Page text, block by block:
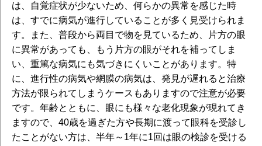
は、自覚症状が少ないため、何らかの異常を感じた時
は、すでに病気が進行していることが多く見受けられま
す。また、普段から両目で物を見ているため、片方の眼
に異常があっても、もう片方の眼がそれを補ってしま
い、重篤な病気にも気づきにくいことがあります。特
に、進行性の病気や網膜の病気は、発見が遅れると治療
方法が限られてしまうケースもありますので注意が必要
です。年齢とともに、眼にも様々な老化現象が現れてき
ますので、40歳を過ぎた方や長期に渡って眼科を受診し
たことがない方は、半年～1年に1回は眼の検診を受ける